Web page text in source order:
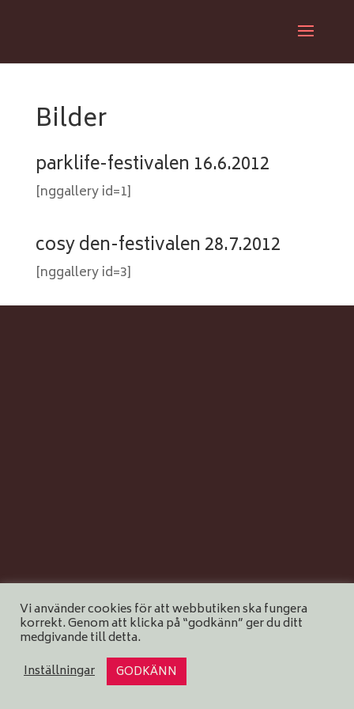
Bilder
parklife-festivalen 16.6.2012
[nggallery id=1]
cosy den-festivalen 28.7.2012
[nggallery id=3]
Vi använder cookies för att webbutiken ska fungera
korrekt. Genom att klicka på “godkänn” ger du ditt
medgivande till detta.
Inställningar
GODKÄNN